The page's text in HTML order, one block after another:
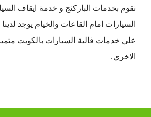
نقوم بخدمات الباركنج و خدمة ايقاف
السيارات امام القاعات والخيام يوجد
علي خدمات فالية السيارات بالكويت
الاخري.